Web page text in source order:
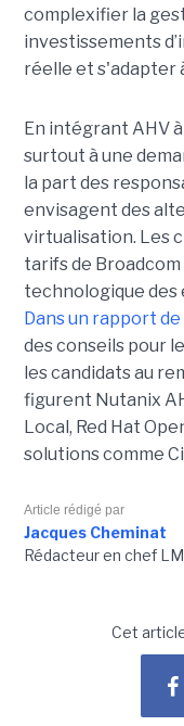
complexifier la
investissements
réelle et s'adapter
En intégrant AHV
surtout à une
la part des
envisagent des
virtualisation. Les
tarifs de
technologique des
Dans un rapport
des conseils pour
les candidats au
figurent Nutanix
Local, Red Hat
solutions comme
Article rédigé par
Jacques Cheminat
Rédacteur en chef LMI
Cet